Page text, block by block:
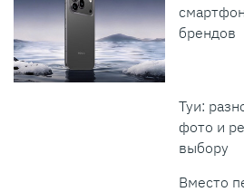
брендов
Туи:
фото и
выбору
Вместо